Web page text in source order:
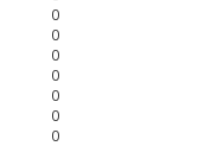
0
0
0
0
0
0
0